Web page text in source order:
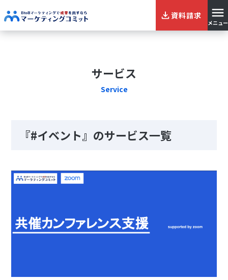
資料請求
メニュー
サービス
Service
『#イベント』のサービス一覧